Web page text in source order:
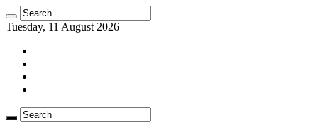
Tuesday, 11 August 2026